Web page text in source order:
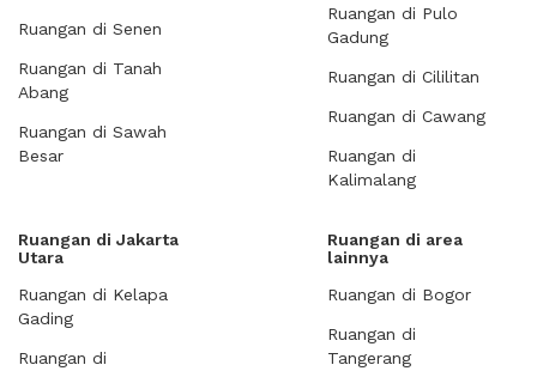
Ruangan di Senen
Ruangan di Tanah
Abang
Ruangan di Sawah
Besar
Ruangan di Pulo
Gadung
Ruangan di Cililitan
Ruangan di Cawang
Ruangan di
Kalimalang
Ruangan di Jakarta
Utara
Ruangan di Kelapa
Gading
Ruangan di
Ruangan di area
lainnya
Ruangan di Bogor
Ruangan di
Tangerang